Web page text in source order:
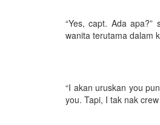
“Yes, capt. Ada
wanita terutama dalam
“I akan uruskan you
you. Tapi, I tak nak